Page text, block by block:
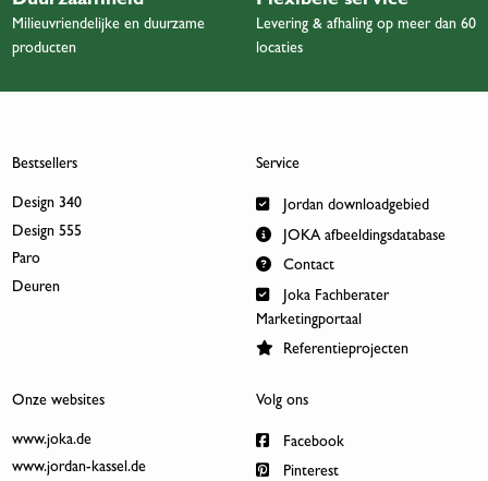
Milieuvriendelijke en duurzame
producten
Levering & afhaling op meer dan 60
locaties
Bestsellers
Design 340
Design 555
Paro
Deuren
Service
Jordan downloadgebied
JOKA afbeeldingsdatabase
Contact
Joka Fachberater
Marketingportaal
Referentieprojecten
Onze websites
www.joka.de
www.jordan-kassel.de
Volg ons
Facebook
Pinterest